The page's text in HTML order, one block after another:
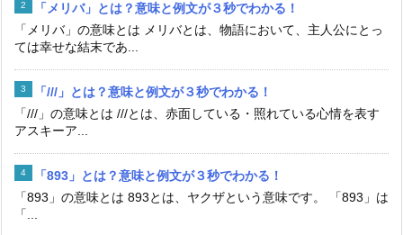
「メリバ」とは？意味と例文が３秒でわかる！
「メリバ」の意味とは メリバとは、物語において、主人公にとっ
ては幸せな結末であ...
「///」とは？意味と例文が３秒でわかる！
「///」の意味とは ///とは、赤面している・照れている心情を表す
アスキーア...
「893」とは？意味と例文が３秒でわかる！
「893」の意味とは 893とは、ヤクザという意味です。 「893」は
「...